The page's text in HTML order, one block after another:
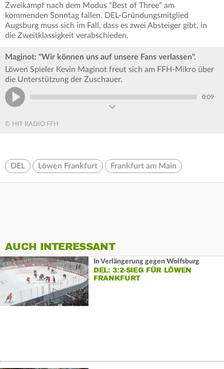
Zweikampf nach dem Modus "Best of Three" am
kommenden Sonntag fallen. DEL-Gründungsmitglied
Augsburg muss sich im Fall, dass es zwei Absteiger gibt, in
die Zweitklassigkeit verabschieden.
Maginot: "Wir können uns auf unsere Fans verlassen".
Löwen Spieler Kevin Maginot freut sich am FFH-Mikro über
die Unterstützung der Zuschauer.
0:09
© HIT RADIO FFH
DEL Löwen Frankfurt Frankfurt am Main
AUCH INTERESSANT
In Verlängerung gegen Wolfsburg
DEL: 3:2-SIEG FÜR LÖWEN
FRANKFURT